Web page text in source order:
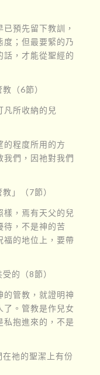
預先留下教訓，
度；但最要緊的乃
話，才能從聖經的
（6節）
凡所收納的兒
的程度所用的方
我們，因祂對我們
」（7節）
樣，焉有天父的兒
待，不是神的苦
福的地位上，要帶
的（8節）
的管教，就證明神
了。管教是作兒女
私抱進來的，不是
祂的聖潔上有份